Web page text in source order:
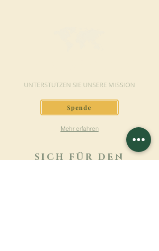
UNTERSTÜTZEN SIE UNSERE MISSION
Spende
Mehr erfahren
SICH FÜR DEN